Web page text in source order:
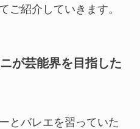
ご紹介していきます。
が芸能界を目指した
とバレエを習っていた